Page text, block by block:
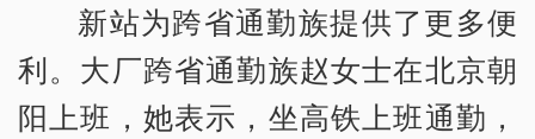
新站为跨省通勤族提供了更多便
利。大厂跨省通勤族赵女士在北京朝
阳上班，她表示，坐高铁上班通勤，